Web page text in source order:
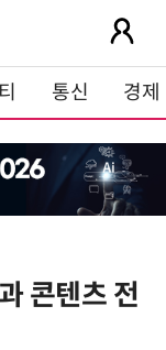
통신 경제
콘텐츠 전